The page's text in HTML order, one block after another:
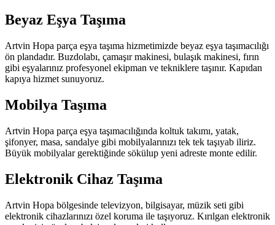
Beyaz Eşya Taşıma
Artvin Hopa parça eşya taşıma hizmetimizde beyaz eşya taşımacılığı
ön plandadır. Buzdolabı, çamaşır makinesi, bulaşık makinesi, fırın
gibi eşyalarınız profesyonel ekipman ve tekniklere taşınır. Kapıdan
kapıya hizmet sunuyoruz.
Mobilya Taşıma
Artvin Hopa parça eşya taşımacılığında koltuk takımı, yatak,
şifonyer, masa, sandalye gibi mobilyalarınızı tek tek taşıyab iliriz.
Büyük mobilyalar gerektiğinde sökülup yeni adreste monte edilir.
Elektronik Cihaz Taşıma
Artvin Hopa bölgesinde televizyon, bilgisayar, müzik seti gibi
elektronik cihazlarınızı özel koruma ile taşıyoruz. Kırılgan elektronik